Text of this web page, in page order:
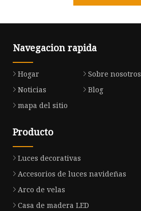
Navegacion rapida
Hogar Sobre nosotros
Noticias
Blog
mapa del sitio
Producto
Luces decorativas
Accesorios de luces navideñas
Arco de velas
Casa de madera LED